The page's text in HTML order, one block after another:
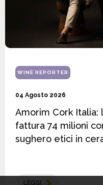
WINE REPORTER
04 Agosto 2026
Amorim Cork Italia:
fattura 74 milioni
sughero etici in cera
LEGGI